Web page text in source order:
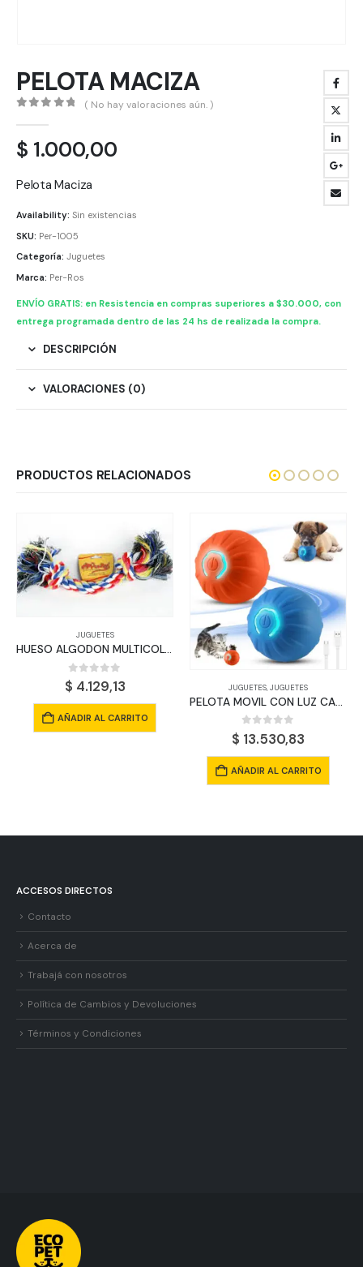
PELOTA MACIZA
( No hay valoraciones aún. )
$ 1.000,00
Pelota Maciza
Availability: Sin existencias
SKU: Per-1005
Categoría: Juguetes
Marca: Per-Ros
ENVÍO GRATIS: en Resistencia en compras superiores a $30.000, con
entrega programada dentro de las 24 hs de realizada la compra.
DESCRIPCIÓN
VALORACIONES (0)
PRODUCTOS RELACIONADOS
JUGUETES
HUESO ALGODON MULTICOLOR
0 out of 5
$ 4.129,13
AÑADIR AL CARRITO
JUGUETES,JUGUETES
PELOTA MOVIL CON LUZ CARGA USB
0 out of 5
$ 13.530,83
AÑADIR AL CARRITO
ACCESOS DIRECTOS
Contacto
Acerca de
Trabajá con nosotros
Política de Cambios y Devoluciones
Términos y Condiciones